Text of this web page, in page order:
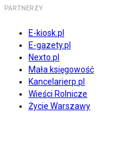
PARTNERZY
E-kiosk.pl
E-gazety.pl
Nexto.pl
Mała księgowość
Kancelarierp.pl
Wieści Rolnicze
Życie Warszawy